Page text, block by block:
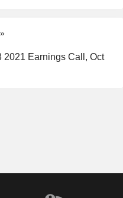
2021 Earnings Call, Oct